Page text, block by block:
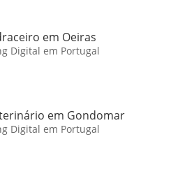
em Oeiras
Digital em Portugal
em Gondomar
Digital em Portugal